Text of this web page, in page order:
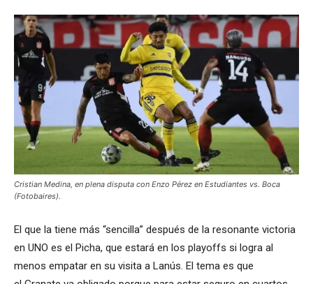
Cristian Medina, en plena disputa con Enzo Pérez en Estudiantes vs. Boca
(Fotobaires).
El que la tiene más “sencilla” después de la resonante victoria
en UNO es el Picha, que estará en los playoffs si logra al
menos empatar en su visita a Lanús. El tema es que